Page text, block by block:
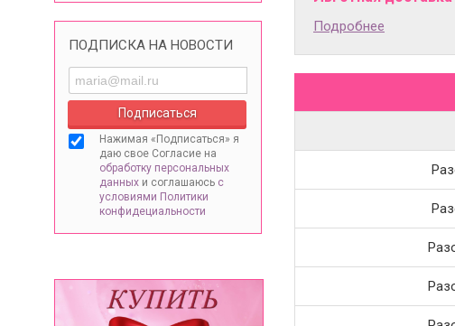
ПОДПИСКА НА НОВОСТИ
Нажимая «Подписаться» я
даю свое Согласие на
обработку персональных
данных и соглашаюсь с
условиями Политики
конфидециальности
Подробнее